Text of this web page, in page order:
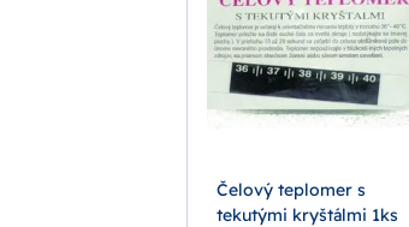
Čelový teplomer s
tekutými kryštálmi 1ks